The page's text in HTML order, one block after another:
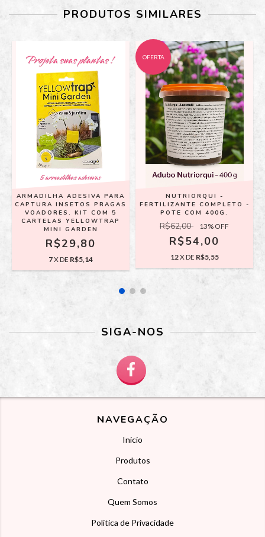
PRODUTOS SIMILARES
ARMADILHA ADESIVA PARA
CAPTURA INSETOS PRAGAS
VOADORES. KIT COM 5
CARTELAS YELLOWTRAP
MINI GARDEN
R$29,80
7X DE R$5,14
OFERTA
NUTRIORQUI -
FERTILIZANTE COMPLETO -
POTE COM 400G.
R$62,00 13% OFF
R$54,00
12X DE R$5,55
SIGA-NOS
NAVEGAÇÃO
Início
Produtos
Contato
Quem Somos
Política de Privacidade